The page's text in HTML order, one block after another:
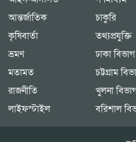
আন্তর্জাতিক
কৃষিবার্তা
চাকুরি
তথ্যপ্রযুক্তি
ভ্রমণ
মতামত
রাজনীতি
লাইফস্টাইল
ঢাকা বিভাগ
চট্টগ্রাম
খুলনা
বরিশাল